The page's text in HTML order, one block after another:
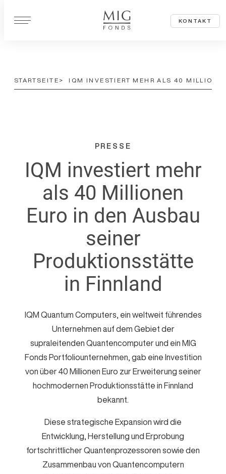
KONTAKT
STARTSEITE IQM INVESTIERT MEHR ALS 40
PRESSE
IQM investiert mehr
als 40 Millionen
Euro in den Ausbau
seiner
Produktionsstätte
in Finnland
IQM Quantum Computers, ein weltweit führendes
Unternehmen auf dem Gebiet der
supraleitenden Quantencomputer und ein MIG
Fonds Portfoliounternehmen, gab eine Investition
von über 40 Millionen Euro zur Erweiterung seiner
hochmodernen Produktionsstätte in Finnland
bekannt.
Diese strategische Expansion wird die
Entwicklung, Herstellung und Erprobung
fortschrittlicher Quantenprozessoren sowie den
Zusammenbau von Quantencomputern